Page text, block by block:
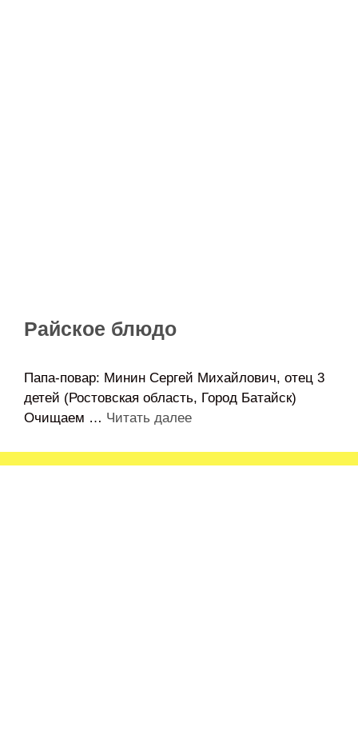
Райское блюдо
Папа-повар: Минин Сергей Михайлович, отец 3
детей (Ростовская область, Город Батайск)
Очищаем … Читать далее